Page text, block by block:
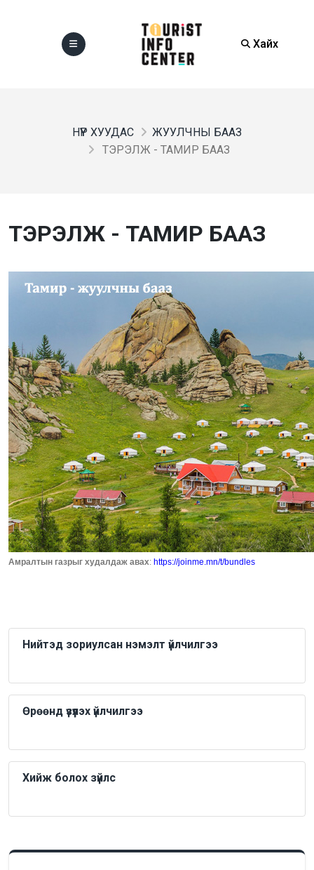
Хайх
НҮҮР ХУУДАС
ЖУУЛЧНЫ БААЗ
ТЭРЭЛЖ - ТАМИР БААЗ
ТЭРЭЛЖ - ТАМИР БААЗ
Амралтын газрыг худалдаж авах: https://joinme.mn/t/bundles
Нийтэд зориулсан нэмэлт үйлчилгээ
Өрөөнд үзүүлэх үйлчилгээ
Хийж болох зүйлс